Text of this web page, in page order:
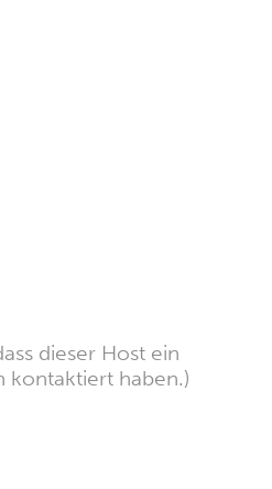
dieser Host ein
kontaktiert haben.)